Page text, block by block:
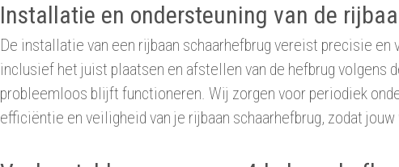
Installatie en ondersteuning van de
De installatie van een rijbaan schaarhefbrug vereist precisie
inclusief het juist plaatsen en afstellen van de hefbrug
probleemloos blijft functioneren. Wij zorgen voor periodiek
efficiëntie en veiligheid van je rijbaan schaarhefbrug, zodat